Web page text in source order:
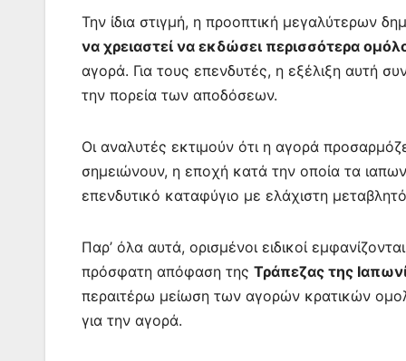
Την ίδια στιγμή, η προοπτική μεγαλύτερων
να χρειαστεί να εκδώσει περισσότερα
αγορά. Για τους επενδυτές, η εξέλιξη αυτή
την πορεία των αποδόσεων.
Οι αναλυτές εκτιμούν ότι η αγορά
σημειώνουν, η εποχή κατά την οποία τα
επενδυτικό καταφύγιο με ελάχιστη
Παρ’ όλα αυτά, ορισμένοι ειδικοί
πρόσφατη απόφαση της Τράπεζας της
περαιτέρω μείωση των αγορών κρατικών
για την αγορά.